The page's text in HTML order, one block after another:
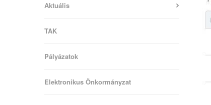
Aktuális
TAK
Pályázatok
Elektronikus Önkormányzat